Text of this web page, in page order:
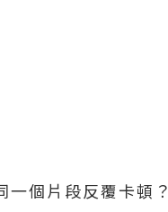
個片段反覆卡頓？